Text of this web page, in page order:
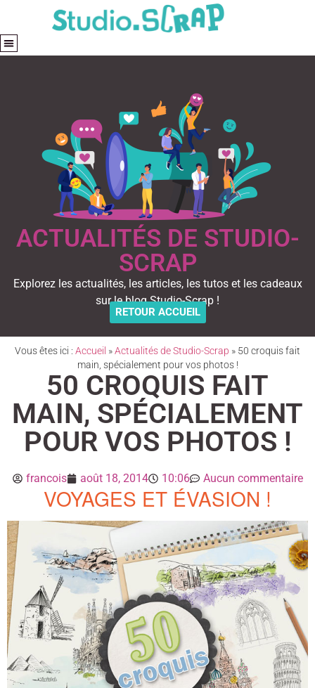
ACTUALITÉS DE STUDIO-
SCRAP
Explorez les actualités, les articles, les tutos et les cadeaux
sur le blog Studio-Scrap !
RETOUR ACCUEIL
Vous êtes ici : Accueil »Actualités de Studio-Scrap » 50 croquis fait
main, spécialement pour vos photos !
50 CROQUIS FAIT
MAIN, SPÉCIALEMENT
POUR VOS PHOTOS !
francois août 18, 2014 10:06 Aucun commentaire
VOYAGES ET ÉVASION !